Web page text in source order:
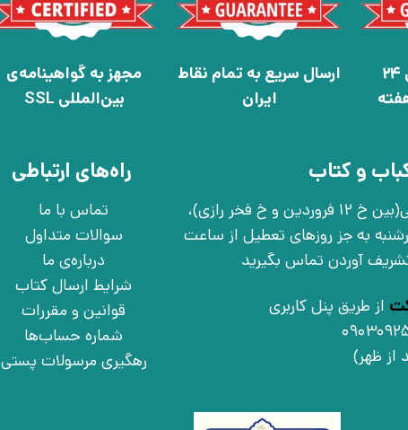
پشتیبانی آنلاین 24
ارسال سریع به تمام نقاط
ایران
مجهز به گواهینامه‌ی
بین‌المللی SSL
و کتاب
تهران، خ انقلاب، خ 12 فروردین، خ روانمهر شرقی(بین خ 12 فروردین و خ فخر رازی)،
تا چهارشنبه به جز روزهای تعطیل از ساعت
از طریق پنل کاربری
راه‌های ارتباطی
تماس با ما
سوالات متداول
درباره‌ی ما
شرایط ارسال کتاب
قوانین و مقررات
شماره حساب‌ها
رهگیری مرسولات پستی